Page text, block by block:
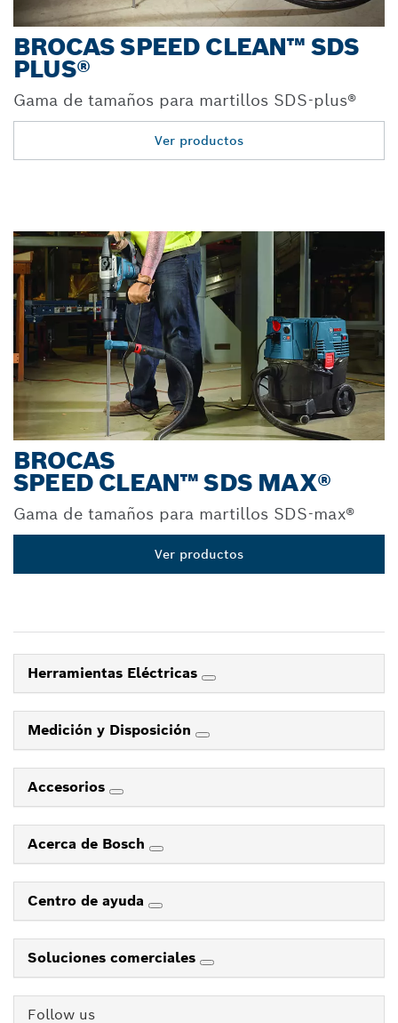
BROCAS SPEED CLEAN™ SDS
PLUS®
Gama de tamaños para martillos SDS-plus®
Ver productos
BROCAS
SPEED CLEAN™ SDS MAX®
Gama de tamaños para martillos SDS-max®
Ver productos
Herramientas Eléctricas
Medición y Disposición
Accesorios
Acerca de Bosch
Centro de ayuda
Soluciones comerciales
Follow us